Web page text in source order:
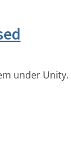
under Unity.